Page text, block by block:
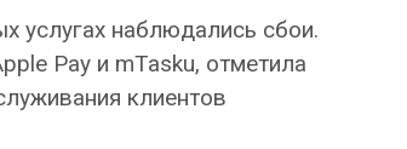
услугах наблюдались сбои.
Pay и mTasku, отметила
клиентов